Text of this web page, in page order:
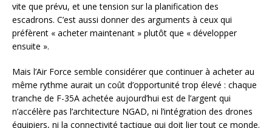
vite que prévu, et une tension sur la planification des
escadrons. C’est aussi donner des arguments à ceux qui
préfèrent « acheter maintenant » plutôt que « développer
ensuite ».
Mais l’Air Force semble considérer que continuer à acheter au
même rythme aurait un coût d’opportunité trop élevé : chaque
tranche de F-35A achetée aujourd’hui est de l’argent qui
n’accélère pas l’architecture NGAD, ni l’intégration des drones
équipiers, ni la connectivité tactique qui doit lier tout ce monde.